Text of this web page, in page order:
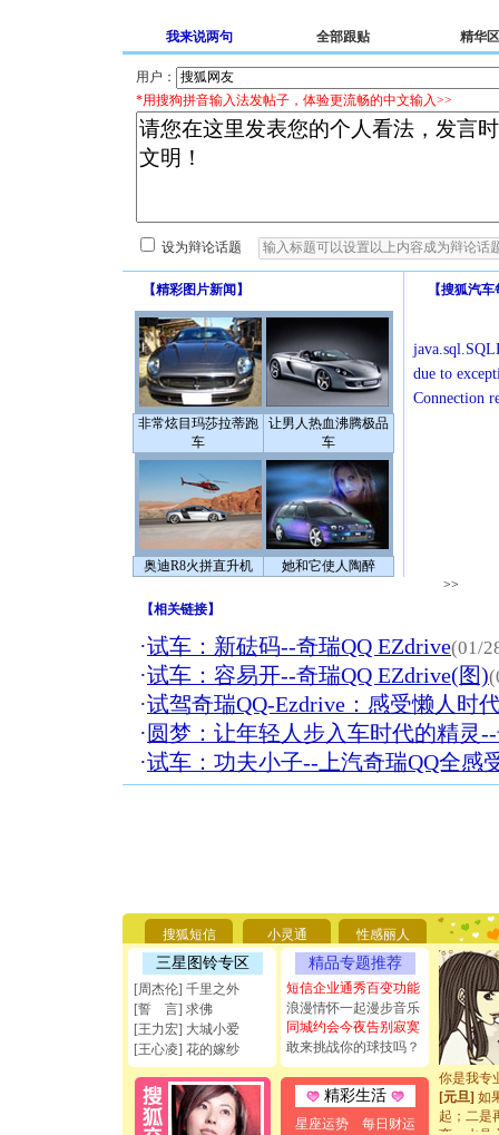
我来说两句 全部跟贴 精华区
用户：
*用搜狗拼音输入法发帖子，体验更流畅的中文输入>>
设为辩论话题
【精彩图片新闻 】
非常炫目玛莎拉蒂跑
车
让男人热血沸腾极品
车
奥迪R8火拼直升机 她和它使人陶醉
【搜狐汽车
due to
Connection
>>
【相关链接】
·试车：新砝码--奇瑞QQ EZdrive(01/
·试车：容易开--奇瑞QQ EZdrive(图)
·试驾奇瑞QQ-Ezdrive：感受懒人时
· 圆梦：让年轻人步入车时代的精灵
·试车：功夫小子--上汽奇瑞QQ全感
搜狐短信 小灵通 性感丽人
三星图铃专区
[周杰伦] 千里之外
[誓 言] 求佛
[王力宏] 大城小爱
[王心凌] 花的嫁纱
精品专题推荐
短信企业通秀百变功能
浪漫情怀一起漫步音乐
同城约会今夜告别寂寞
敢来挑战你的球技吗？
精彩生活
星座运势
每日财运
要平安！
[圣诞节]
能正大光
天都要快
[圣诞节]
如意,快
[元旦]看
断电。爱
你是我专
[元旦]如
起；二是
离。水晶